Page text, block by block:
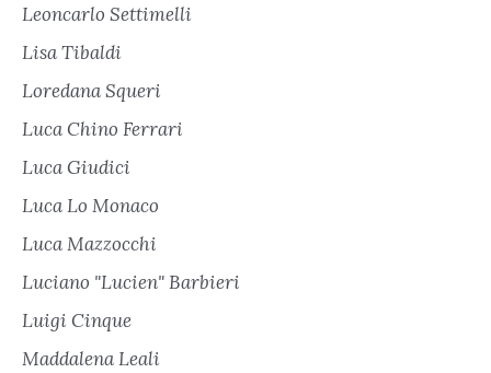
Leoncarlo Settimelli
Lisa Tibaldi
Loredana Squeri
Luca Chino Ferrari
Luca Giudici
Luca Lo Monaco
Luca Mazzocchi
Luciano "Lucien" Barbieri
Luigi Cinque
Maddalena Leali